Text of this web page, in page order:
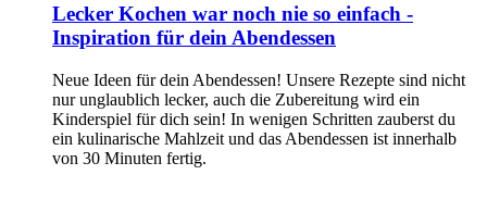
Lecker Kochen war noch nie so einfach -
Inspiration für dein Abendessen
Neue Ideen für dein Abendessen! Unsere Rezepte sind nicht
nur unglaublich lecker, auch die Zubereitung wird ein
Kinderspiel für dich sein! In wenigen Schritten zauberst du
ein kulinarische Mahlzeit und das Abendessen ist innerhalb
von 30 Minuten fertig.